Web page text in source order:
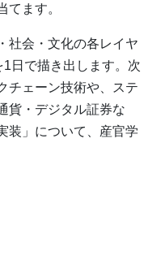
てます。
社会・文化の各レイヤ
1日で描き出します。次
チェーン技術や、ステ
貨・デジタル証券な
装」について、産官学